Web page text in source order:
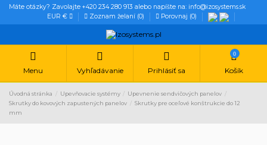
Máte otázky? Zavolajte +420 234 280 913 alebo napíšte na: info@izosystems.sk
EUR €
Zoznam želaní (0) Porovnaj (0)
Menu Vyhľadávanie Prihlásiť sa
0
Košík
Úvodná stránka Upevňovacie systémy
Upevnenie sendvičových panelov
Skrutky do kovových zapustených panelov
Skrutky pre oceľové konštrukcie do 12
mm